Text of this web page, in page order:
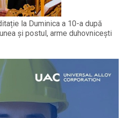
la Duminica a 10-a după
și postul, arme duhovnicești